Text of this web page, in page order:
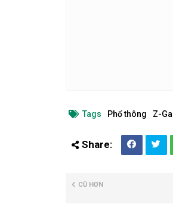
Hãy thông minh! Sử
lúc nửa đêm! Trốn thoát
Nếu chúng đang tấn
Nhấn để xây dựng và
Tags Phổ thông Z-
CŨ HƠN